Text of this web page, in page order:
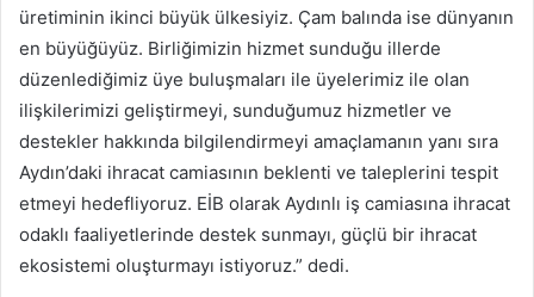
üretiminin ikinci büyük ülkesiyiz. Çam balında ise dünyanın
en büyüğüyüz. Birliğimizin hizmet sunduğu illerde
düzenlediğimiz üye buluşmaları ile üyelerimiz ile olan
ilişkilerimizi geliştirmeyi, sunduğumuz hizmetler ve
destekler hakkında bilgilendirmeyi amaçlamanın yanı sıra
Aydın’daki ihracat camiasının beklenti ve taleplerini tespit
etmeyi hedefliyoruz. EİB olarak Aydınlı iş camiasına ihracat
odaklı faaliyetlerinde destek sunmayı, güçlü bir ihracat
ekosistemi oluşturmayı istiyoruz.” dedi.